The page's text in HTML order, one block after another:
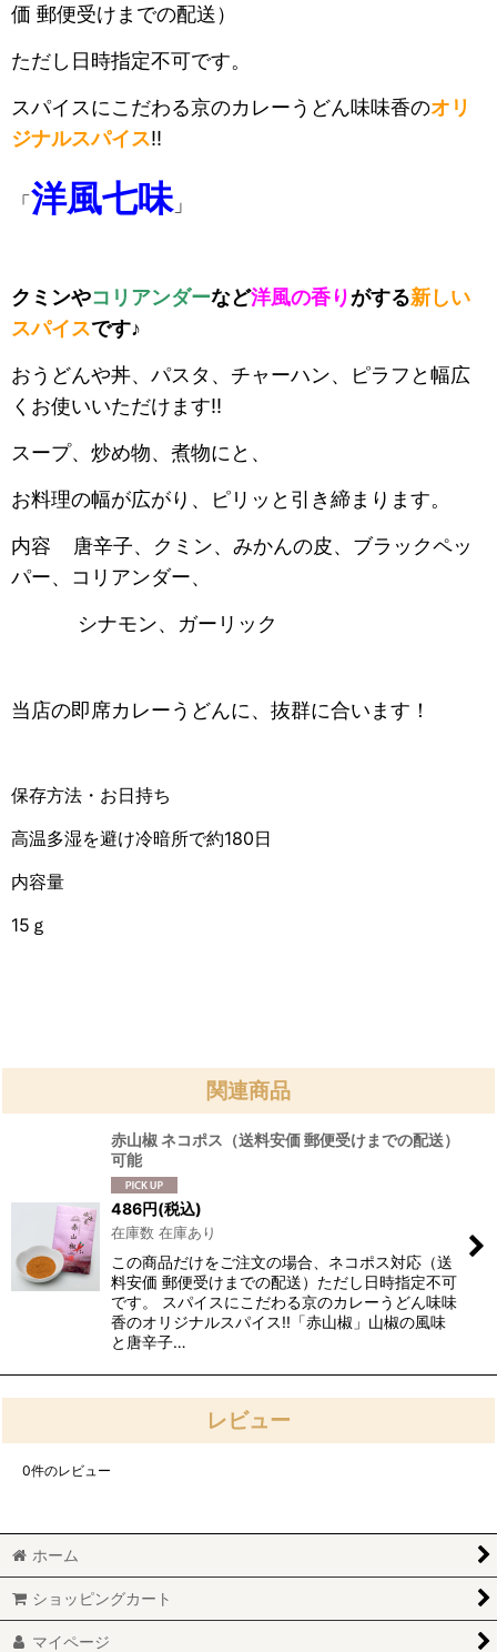
価 郵便受けまでの配送）
ただし日時指定不可です。
スパイスにこだわる京のカレーうどん味味香のオリ
ジナルスパイス!!
「洋風七味」
クミンやコリアンダーなど洋風の香りがする新しい
スパイスです♪
おうどんや丼、パスタ、チャーハン、ピラフと幅広
くお使いいただけます!!
スープ、炒め物、煮物にと、
お料理の幅が広がり、ピリッと引き締まります。
内容 唐辛子、クミン、みかんの皮、ブラックペッ
パー、コリアンダー、
シナモン、ガーリック
当店の即席カレーうどんに、抜群に合います！
保存方法・お日持ち
高温多湿を避け冷暗所で約180日
内容量
15ｇ
関連商品
赤山椒 ネコポス（送料安価 郵便受けまでの配送）
可能
486円(税込)
在庫数 在庫あり
この商品だけをご注文の場合、ネコポス対応（送
料安価 郵便受けまでの配送）ただし日時指定不可
です。 スパイスにこだわる京のカレーうどん味味
香のオリジナルスパイス!!「赤山椒」山椒の風味
と唐辛子…
レビュー
0件のレビュー
ホーム
ショッピングカート
マイページ